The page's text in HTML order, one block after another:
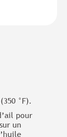
°F).
pour
un